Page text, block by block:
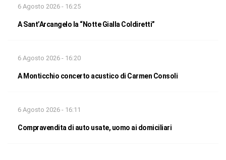
6 Agosto 2026 - 16:25
A Sant’Arcangelo la “Notte Gialla Coldiretti”
6 Agosto 2026 - 16:20
A Monticchio concerto acustico di Carmen Consoli
6 Agosto 2026 - 16:11
Compravendita di auto usate, uomo ai domiciliari